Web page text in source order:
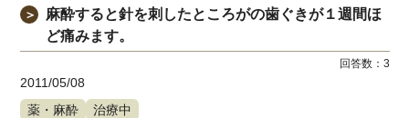
＞
麻酔すると針を刺したところがの歯ぐきが１週間ほ
ど痛みます。
回答数： 3
2011/05/08
薬・麻酔
治療中